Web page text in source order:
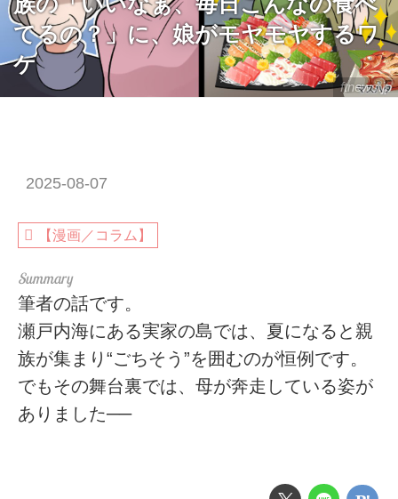
ftnews.jp
てるの？」に、娘がモヤモヤするワ
ケ
2025-08-07
【漫画／コラム】
筆者の話です。
瀬戸内海にある実家の島では、夏になると親
族が集まり“ごちそう”を囲むのが恒例です。
でもその舞台裏では、母が奔走している姿が
ありました──